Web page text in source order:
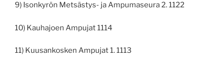
9) Isonkyrön Metsästys- ja Ampumaseura 2. 1122
10) Kauhajoen Ampujat 1114
11) Kuusankosken Ampujat 1. 1113